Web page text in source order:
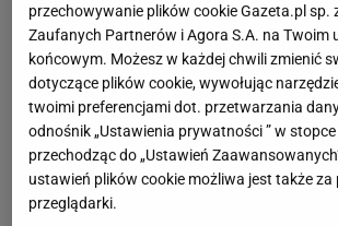
przechowywanie plików cookie Gazeta.pl sp.
Zaufanych Partnerów i Agora S.A. na Twoim
końcowym. Możesz w każdej chwili zmienić
dotyczące plików cookie, wywołując
twoimi preferencjami dot. przetwarzania
odnośnik „Ustawienia prywatności ” w
przechodząc do „Ustawień
ustawień plików cookie możliwa jest także
przeglądarki.